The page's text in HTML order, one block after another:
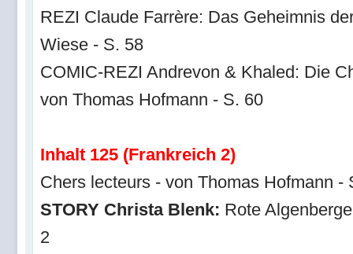
REZI Claude Farrère: Das Geheimnis
Wiese - S. 58
COMIC-REZI Andrevon & Khaled: Die
von Thomas Hofmann - S. 60
Inhalt 125 (Frankreich 2)
Chers lecteurs - von Thomas Hofmann -
STORY Christa Blenk: Rote
2